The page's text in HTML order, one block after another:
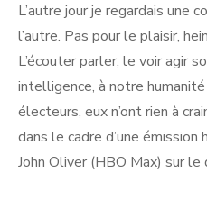
L’autre jour je regardais une
l’autre. Pas pour le plaisir,
L’écouter parler, le voir agir
intelligence, à notre
électeurs, eux n’ont rien à
dans le cadre d’une
John Oliver (HBO Max) sur